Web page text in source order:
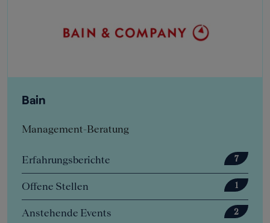
Bain
Management-Beratung
Erfahrungsberichte 7
Offene Stellen 1
Anstehende Events 2